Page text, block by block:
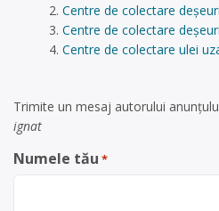
Centre de colectare
Centre de colectare
Centre de colectare ulei
Trimite un mesaj autorului
ignat
Numele tău *